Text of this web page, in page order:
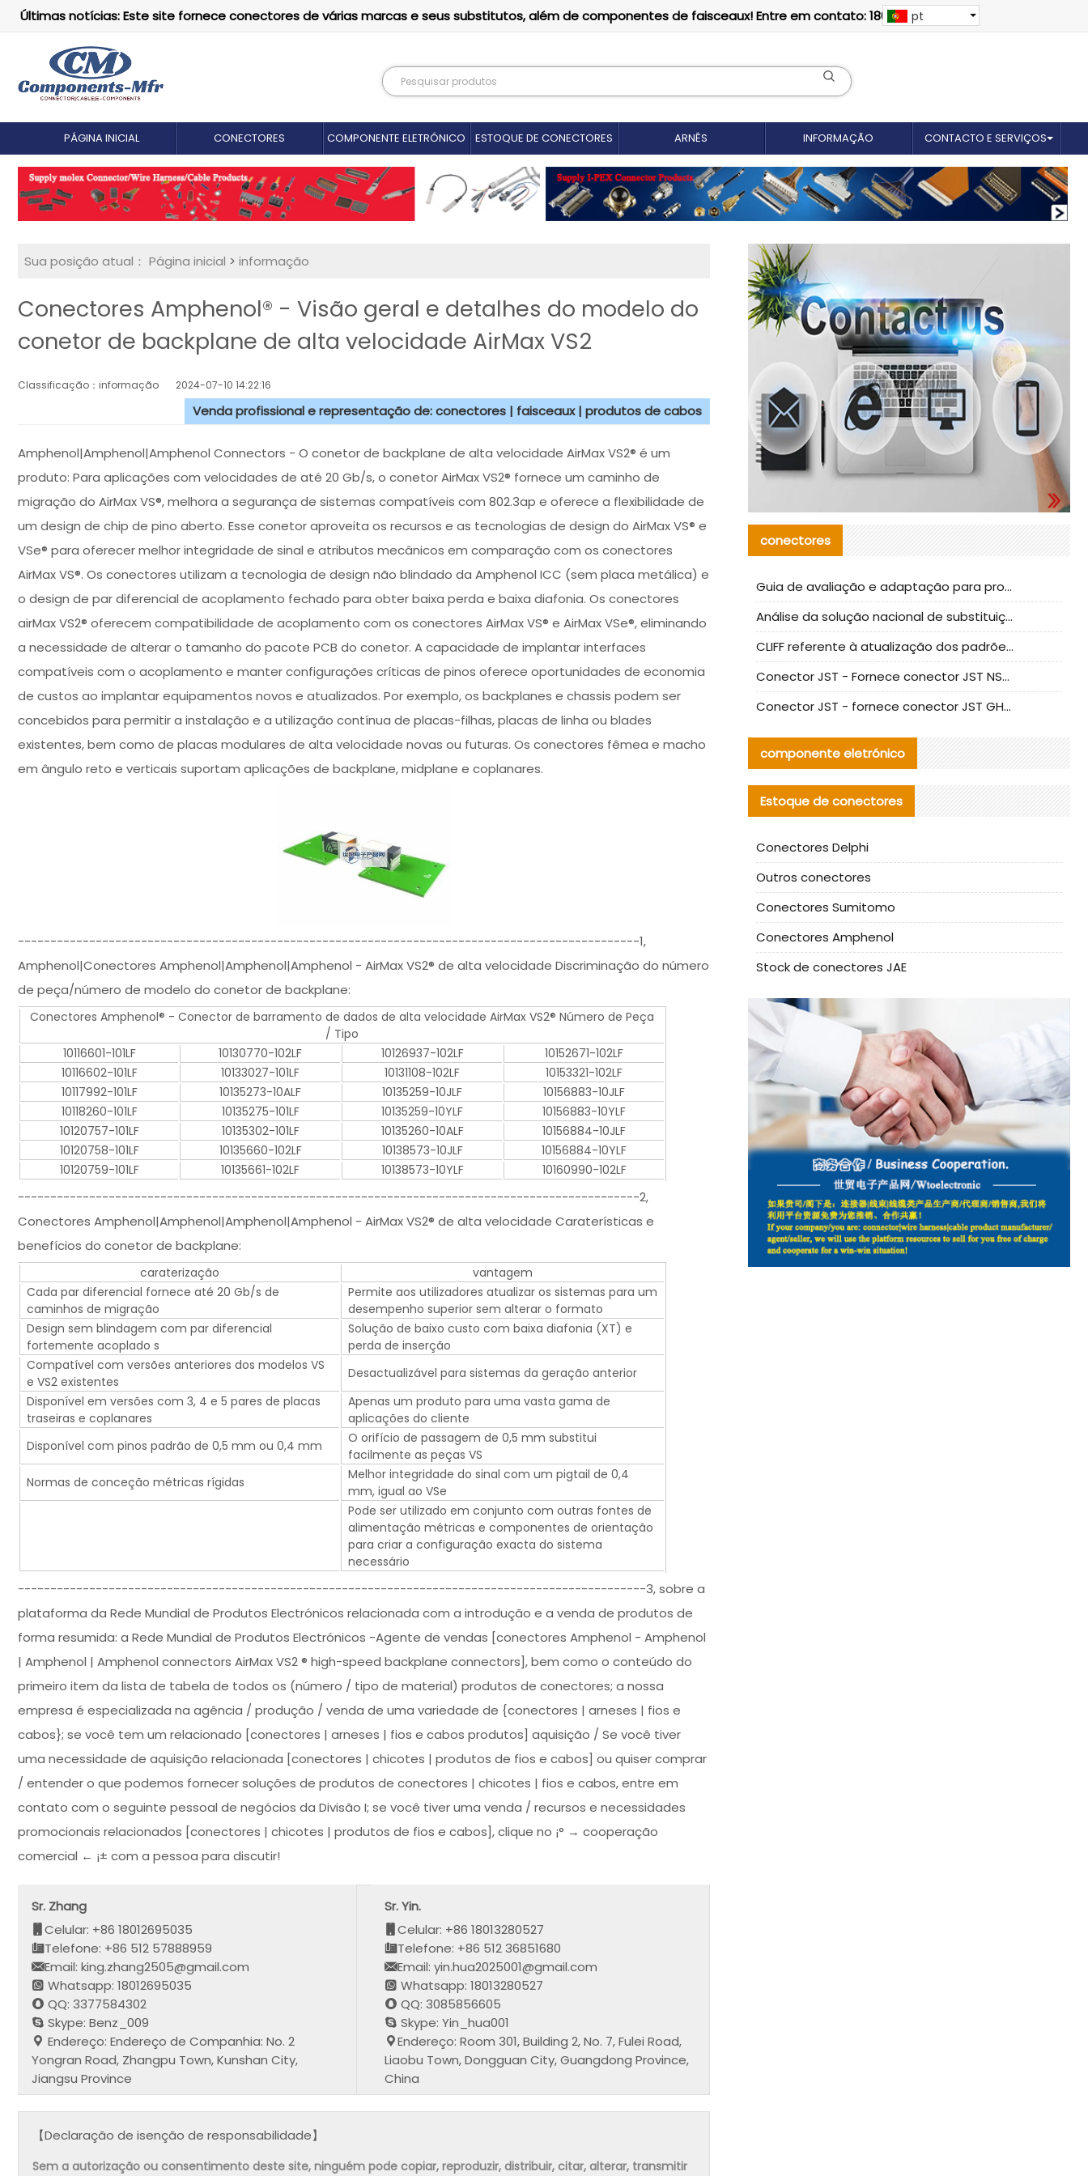
Últimas notícias: Este site fornece conectores de várias marcas e seus substitutos, além de componentes de faisceaux! Entre em contato: 18012695035
pt
PÁGINA INICIAL CONECTORES COMPONENTE ELETRÓNICO ESTOQUE DE CONECTORES ARNÊS INFORMAÇÃO CONTACTO E SERVIÇOS
Sua posição atual： Página inicial > informação
Conectores Amphenol® - Visão geral e detalhes do modelo do
conetor de backplane de alta velocidade AirMax VS2
Classificação：informação 2024-07-10 14:22:16
Venda profissional e representação de: conectores | faisceaux | produtos de cabos
Amphenol|Amphenol|Amphenol Connectors - O conetor de backplane de alta velocidade AirMax VS2® é um
produto: Para aplicações com velocidades de até 20 Gb/s, o conetor AirMax VS2® fornece um caminho de
migração do AirMax VS®, melhora a segurança de sistemas compatíveis com 802.3ap e oferece a flexibilidade de
um design de chip de pino aberto. Esse conetor aproveita os recursos e as tecnologias de design do AirMax VS® e
VSe® para oferecer melhor integridade de sinal e atributos mecânicos em comparação com os conectores
AirMax VS®. Os conectores utilizam a tecnologia de design não blindado da Amphenol ICC (sem placa metálica) e
o design de par diferencial de acoplamento fechado para obter baixa perda e baixa diafonia. Os conectores
airMax VS2® oferecem compatibilidade de acoplamento com os conectores AirMax VS® e AirMax VSe®, eliminando
a necessidade de alterar o tamanho do pacote PCB do conetor. A capacidade de implantar interfaces
compatíveis com o acoplamento e manter configurações críticas de pinos oferece oportunidades de economia
de custos ao implantar equipamentos novos e atualizados. Por exemplo, os backplanes e chassis podem ser
concebidos para permitir a instalação e a utilização contínua de placas-filhas, placas de linha ou blades
existentes, bem como de placas modulares de alta velocidade novas ou futuras. Os conectores fêmea e macho
em ângulo reto e verticais suportam aplicações de backplane, midplane e coplanares.
------------------------------------------------------------------------------------------------1,
Amphenol|Conectores Amphenol|Amphenol|Amphenol - AirMax VS2® de alta velocidade Discriminação do número
de peça/número de modelo do conetor de backplane:
Conectores Amphenol® - Conector de barramento de dados de alta velocidade AirMax VS2® Número de Peça
/ Tipo
10116601-101LF
10130770-102LF 10126937-102LF
10152671-102LF
10116602-101LF
10133027-101LF 10131108-102LF
10153321-102LF
10117992-101LF
10135273-10ALF 10135259-10JLF
10156883-10JLF
10118260-101LF
10135275-101LF 10135259-10YLF
10156883-10YLF
10120757-101LF
10135302-101LF 10135260-10ALF
10156884-10JLF
10120758-101LF
10135660-102LF 10138573-10JLF
10156884-10YLF
10120759-101LF
10135661-102LF 10138573-10YLF 10160990-102LF
------------------------------------------------------------------------------------------------2,
Conectores Amphenol|Amphenol|Amphenol|Amphenol - AirMax VS2® de alta velocidade Caraterísticas e
benefícios do conetor de backplane:
caraterização
vantagem
Cada par diferencial fornece até 20 Gb/s de
caminhos de migração
Permite aos utilizadores atualizar os sistemas para um
desempenho superior sem alterar o formato
Design sem blindagem com par diferencial
fortemente acoplado s
Solução de baixo custo com baixa diafonia (XT) e
perda de inserção
Compatível com versões anteriores dos modelos VS
e VS2 existentes
Desactualizável para sistemas da geração anterior
Disponível em versões com 3, 4 e 5 pares de placas
traseiras e coplanares
Apenas um produto para uma vasta gama de
aplicações do cliente
Disponível com pinos padrão de 0,5 mm ou 0,4 mm
O orifício de passagem de 0,5 mm substitui
facilmente as peças VS
Normas de conceção métricas rígidas
Melhor integridade do sinal com um pigtail de 0,4
mm, igual ao VSe
Pode ser utilizado em conjunto com outras fontes de
alimentação métricas e componentes de orientação
para criar a configuração exacta do sistema
necessário
-------------------------------------------------------------------------------------------------3, sobre a
plataforma da Rede Mundial de Produtos Electrónicos relacionada com a introdução e a venda de produtos de
forma resumida: a Rede Mundial de Produtos Electrónicos -Agente de vendas [conectores Amphenol - Amphenol
| Amphenol | Amphenol connectors AirMax VS2 ® high-speed backplane connectors], bem como o conteúdo do
primeiro item da lista de tabela de todos os (número / tipo de material) produtos de conectores; a nossa
empresa é especializada na agência / produção / venda de uma variedade de {conectores | arneses | fios e
cabos}; se você tem um relacionado [conectores | arneses | fios e cabos produtos] aquisição / Se você tiver
uma necessidade de aquisição relacionada [conectores | chicotes | produtos de fios e cabos] ou quiser comprar
/ entender o que podemos fornecer soluções de produtos de conectores | chicotes | fios e cabos, entre em
contato com o seguinte pessoal de negócios da Divisão I; se você tiver uma venda / recursos e necessidades
promocionais relacionados [conectores | chicotes | produtos de fios e cabos], clique no ¡° → cooperação
comercial ← ¡± com a pessoa para discutir!
Sr. Zhang
Celular: +86 18012695035
Telefone: +86 512 57888959
Email: king.zhang2505@gmail.com
Whatsapp: 18012695035
QQ: 3377584302
Skype: Benz_009
Endereço: Endereço de Companhia: No. 2
Yongran Road, Zhangpu Town, Kunshan City,
Jiangsu Province
Sr. Yin.
Celular: +86 18013280527
Telefone: +86 512 36851680
Email: yin.hua2025001@gmail.com
Whatsapp: 18013280527
QQ: 3085856605
Skype: Yin_hua001
Endereço: Room 301, Building 2, No. 7, Fulei Road,
Liaobu Town, Dongguan City, Guangdong Province,
China
【Declaração de isenção de responsabilidade】
Sem a autorização ou consentimento deste site, ninguém pode copiar, reproduzir, distribuir, citar, alterar, transmitir
conectores
Guia de avaliação e adaptação para produção em massa de componentes de cabos nacionais CNC Tech
Análise da solução nacional de substituição da linha de alta frequência I-PEX
CLIFF referente à atualização dos padrões de teste de conectores nacionais
Conector JST - Fornece conector JST NSHR-02V-S original | substituto
Conector JST - fornece conector JST GHR-09V-S autêntico | substituto
componente eletrónico
Estoque de conectores
Conectores Delphi
Outros conectores
Conectores Sumitomo
Conectores Amphenol
Stock de conectores JAE